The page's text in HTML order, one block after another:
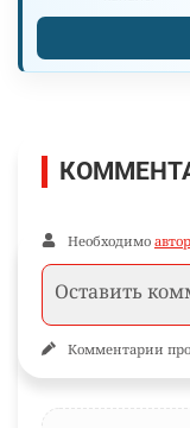
Необходимо
Комментарии